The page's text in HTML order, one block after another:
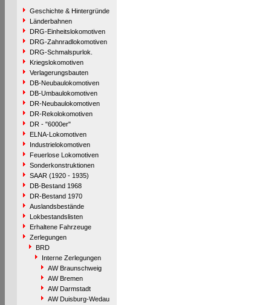
Geschichte & Hintergründe
Länderbahnen
DRG-Einheitslokomotiven
DRG-Zahnradlokomotiven
DRG-Schmalspurlok.
Kriegslokomotiven
Verlagerungsbauten
DB-Neubaulokomotiven
DB-Umbaulokomotiven
DR-Neubaulokomotiven
DR-Rekolokomotiven
DR - "6000er"
ELNA-Lokomotiven
Industrielokomotiven
Feuerlose Lokomotiven
Sonderkonstruktionen
SAAR (1920 - 1935)
DB-Bestand 1968
DR-Bestand 1970
Auslandsbestände
Lokbestandslisten
Erhaltene Fahrzeuge
Zerlegungen
BRD
Interne Zerlegungen
AW Braunschweig
AW Bremen
AW Darmstadt
AW Duisburg-Wedau